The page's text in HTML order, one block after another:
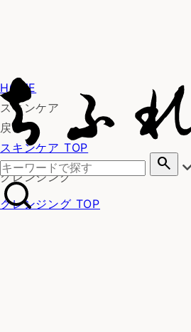
search
HOME
スキンケア
戻る
スキンケア TOP
クレンジング
クレンジング TOP